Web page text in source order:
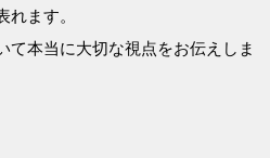
ます。
本当に大切な視点をお伝えしま